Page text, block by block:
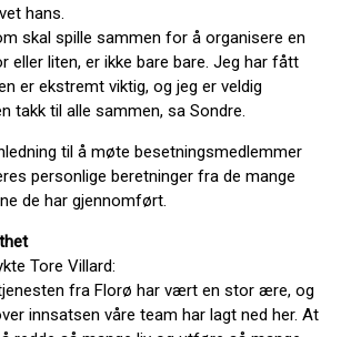
hans.
skal spille sammen for å organisere en
eller liten, er ikke bare bare. Jeg har fått
er ekstremt viktig, og jeg er veldig
takk til alle sammen, sa Sondre.
til å møte besetningsmedlemmer
personlige beretninger fra de mange
de har gjennomført.
Tore Villard:
fra Florø har vært en stor ære, og
innsatsen våre team har lagt ned her. At